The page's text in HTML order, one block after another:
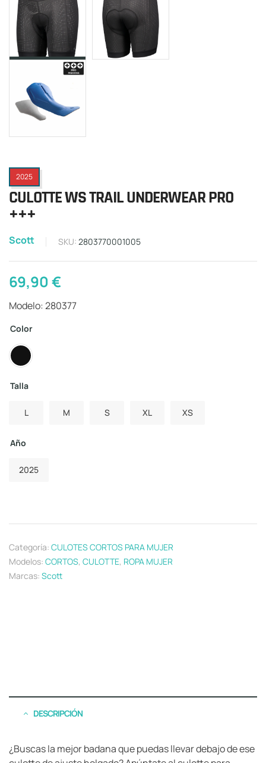
2025
CULOTTE WS TRAIL UNDERWEAR PRO
+++
Scott SKU: 2803770001005
69,90€
Modelo: 280377
Color
Talla
L M S XL XS
Año
2025
Categoría: CULOTES CORTOS PARA MUJER
Modelos: CORTOS, CULOTTE, ROPA MUJER
Marcas: Scott
DESCRIPCIÓN
¿Buscas la mejor badana que puedas llevar debajo de ese